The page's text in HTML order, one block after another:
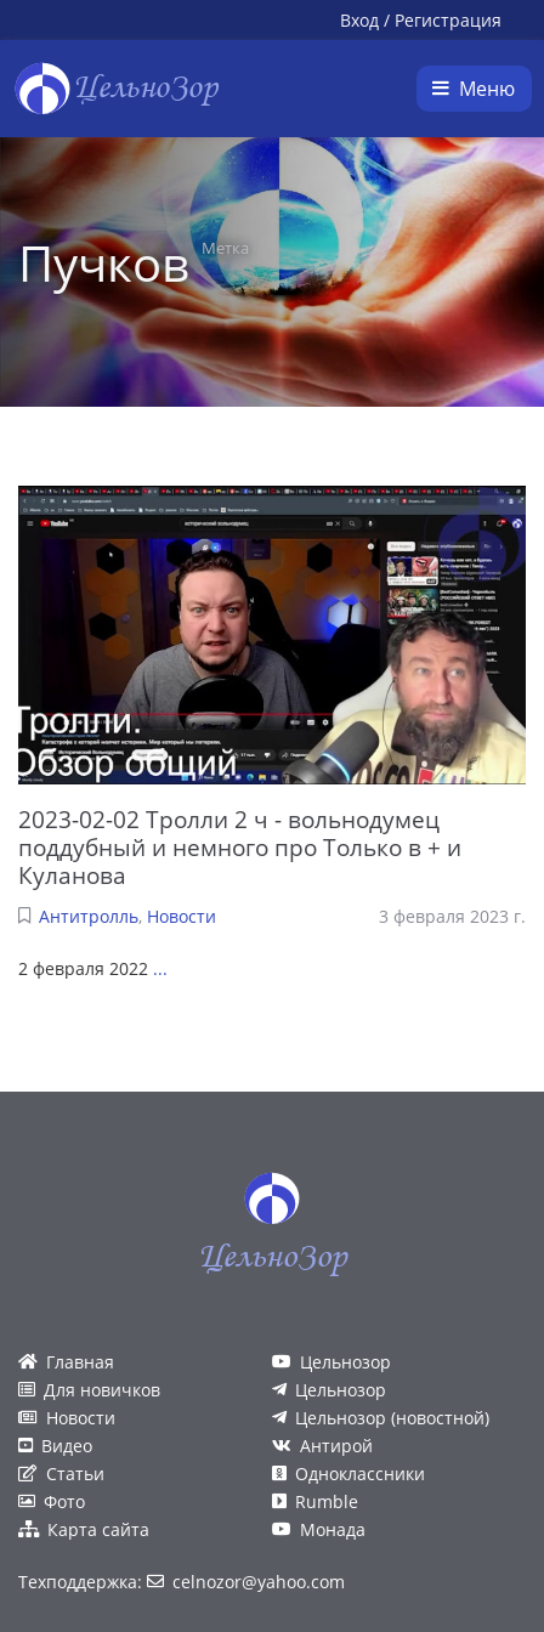
Вход / Регистрация
ЦельноЗор Меню
ПучковМетка
2023-02-02 Тролли 2 ч - вольнодумец
поддубный и немного про Только в + и
Куланова
Антитролль, Новости 3 февраля 2023 г.
2 февраля 2022 ...
ЦельноЗор
Главная
Для новичков
Новости
Видео
Статьи
Фото
Карта сайта
Цельнозор
Цельнозор
Цельнозор (новостной)
Антирой
Одноклассники
Rumble
Монада
Техподдержка: celnozor@yahoo.com